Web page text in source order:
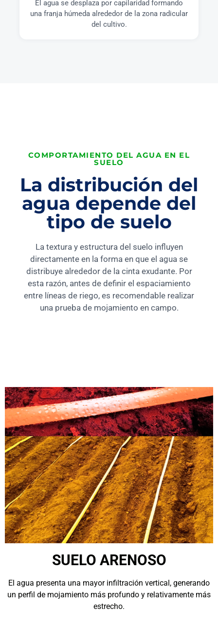
El agua se desplaza por capilaridad formando
una franja húmeda alrededor de la zona radicular
del cultivo.
COMPORTAMIENTO DEL AGUA EN EL
SUELO
La distribución del
agua depende del
tipo de suelo
La textura y estructura del suelo influyen
directamente en la forma en que el agua se
distribuye alrededor de la cinta exudante. Por
esta razón, antes de definir el espaciamiento
entre líneas de riego, es recomendable realizar
una prueba de mojamiento en campo.
SUELO ARENOSO
El agua presenta una mayor infiltración vertical, generando
un perfil de mojamiento más profundo y relativamente más
estrecho.